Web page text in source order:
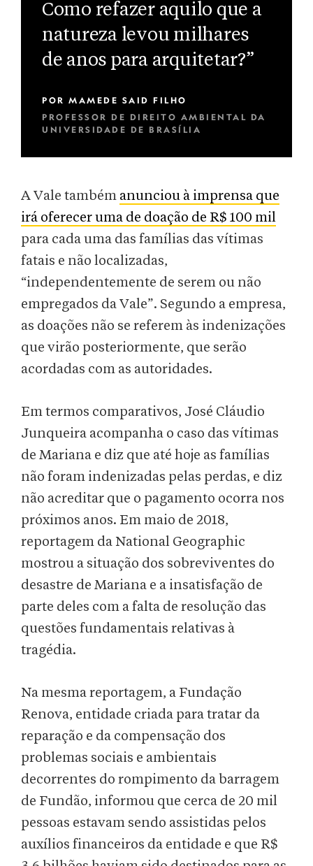
Como refazer aquilo que a
natureza levou milhares
de anos para arquitetar?”
POR MAMEDE SAID FILHO
PROFESSOR DE DIREITO AMBIENTAL DA
UNIVERSIDADE DE BRASÍLIA
A Vale também anunciou à imprensa que
irá oferecer uma de doação de R$ 100 mil
para cada uma das famílias das vítimas
fatais e não localizadas,
“independentemente de serem ou não
empregados da Vale”. Segundo a empresa,
as doações não se referem às indenizações
que virão posteriormente, que serão
acordadas com as autoridades.
Em termos comparativos, José Cláudio
Junqueira acompanha o caso das vítimas
de Mariana e diz que até hoje as famílias
não foram indenizadas pelas perdas, e diz
não acreditar que o pagamento ocorra nos
próximos anos. Em maio de 2018,
reportagem da National Geographic
mostrou a situação dos sobreviventes do
desastre de Mariana e a insatisfação de
parte deles com a falta de resolução das
questões fundamentais relativas à
tragédia.
Na mesma reportagem, a Fundação
Renova, entidade criada para tratar da
reparação e da compensação dos
problemas sociais e ambientais
decorrentes do rompimento da barragem
de Fundão, informou que cerca de 20 mil
pessoas estavam sendo assistidas pelos
auxílios financeiros da entidade e que R$